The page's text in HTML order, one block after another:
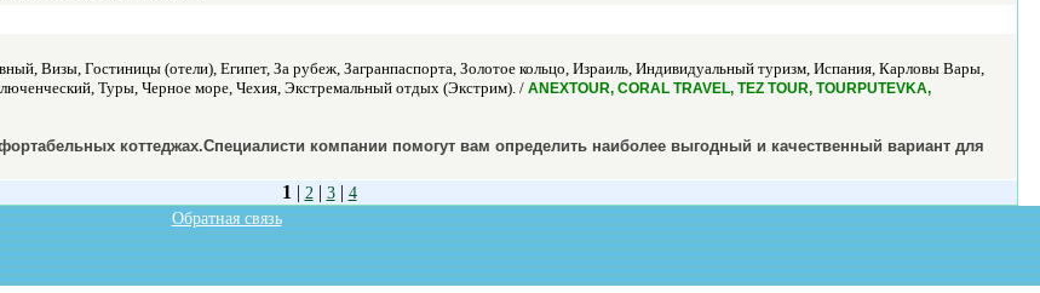
Визы, Гостиницы (отели), Египет, За рубеж, Загранпаспорта, Золотое кольцо, Израиль, Индивидуальный туризм, Испания, Карловы Вары,
Туры, Черное море, Чехия, Экстремальный отдых (Экстрим). / ANEXTOUR, CORAL TRAVEL, TEZ TOUR, TOURPUTEVKA,
коттеджах.Специалисти компании помогут вам определить наиболее выгодный и качественный вариант для
1 | 2 | 3| 4
Обратная связь